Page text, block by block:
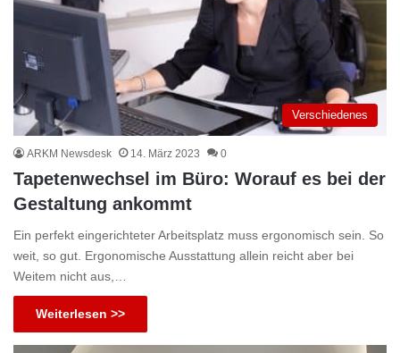
Verschiedenes
ARKM Newsdesk 14. März 2023 0
Tapetenwechsel im Büro: Worauf es bei der
Gestaltung ankommt
Ein perfekt eingerichteter Arbeitsplatz muss ergonomisch sein. So
weit, so gut. Ergonomische Ausstattung allein reicht aber bei
Weitem nicht aus,…
Weiterlesen >>